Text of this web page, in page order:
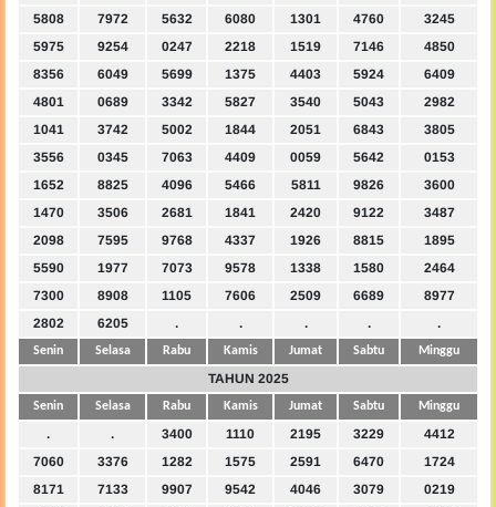
5808
7972 5632 6080 1301 4760
3245
5975
9254 0247 2218 1519 7146
4850
8356
6049 5699 1375 4403 5924
6409
4801
0689 3342 5827 3540 5043
2982
1041
3742 5002 1844 2051 6843
3805
3556
0345 7063 4409 0059 5642
0153
1652
8825 4096 5466 5811 9826
3600
1470
3506 2681 1841 2420 9122
3487
2098
7595 9768 4337 1926 8815
1895
5590
1977 7073 9578 1338 1580
2464
7300
8908 1105 7606 2509 6689
8977
2802
6205 . . . . .
Senin Selasa Rabu Kamis Jumat Sabtu Minggu
TAHUN 2025
Senin Selasa Rabu Kamis Jumat Sabtu Minggu
. . 3400 1110 2195 3229
4412
7060
3376 1282 1575 2591 6470
1724
8171
7133 9907 9542 4046 3079
0219